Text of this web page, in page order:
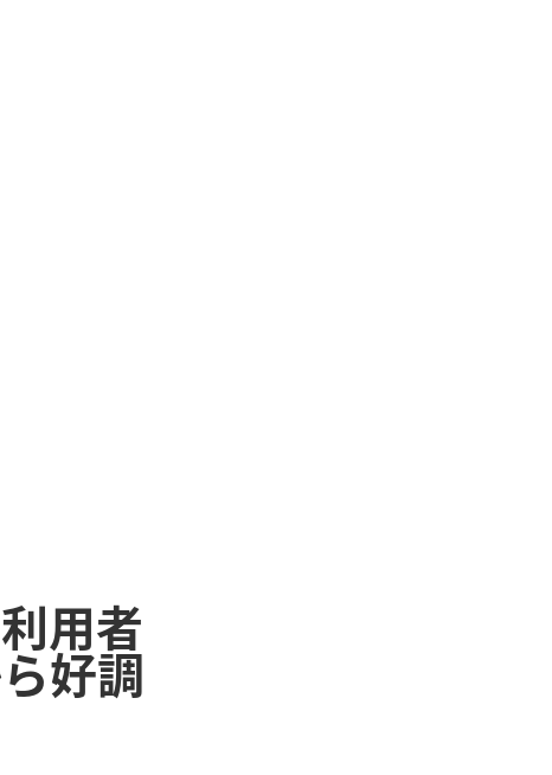
用者
好調